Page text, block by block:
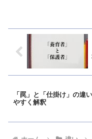
「罠」と「仕掛け」の違
やすく解釈